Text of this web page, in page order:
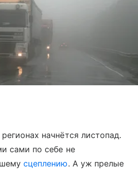
начнётся листопад.
сами по себе не
сцеплению. А уж прелые